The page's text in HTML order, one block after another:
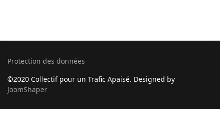
Protection des données
©2020 Collectif pour un Trafic Apaisé. Designed by
JoomShaper